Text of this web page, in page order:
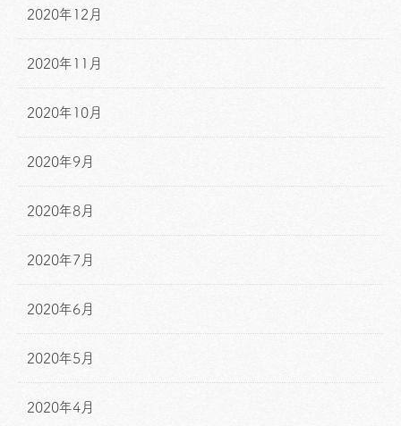
2020年12月
2020年11月
2020年10月
2020年9月
2020年8月
2020年7月
2020年6月
2020年5月
2020年4月